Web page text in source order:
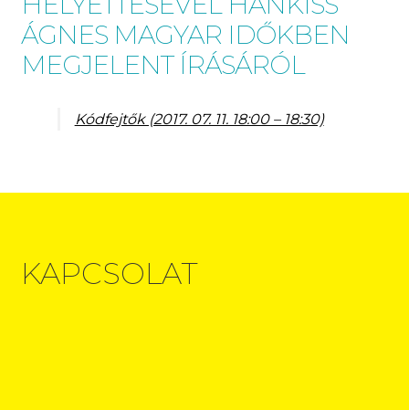
ÁGNES MAGYAR IDŐKBEN
MEGJELENT ÍRÁSÁRÓL
Kódfejtők (2017. 07. 11. 18:00 – 18:30)
KAPCSOLAT